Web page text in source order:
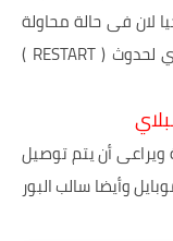
تدريجيا لان فى حالة محاولة
شحن البطارية بفولت عالي في البداية يؤدي لحدوث ( RESTART )
ويراعى أن يتم توصيل
وأيضا سالب البور